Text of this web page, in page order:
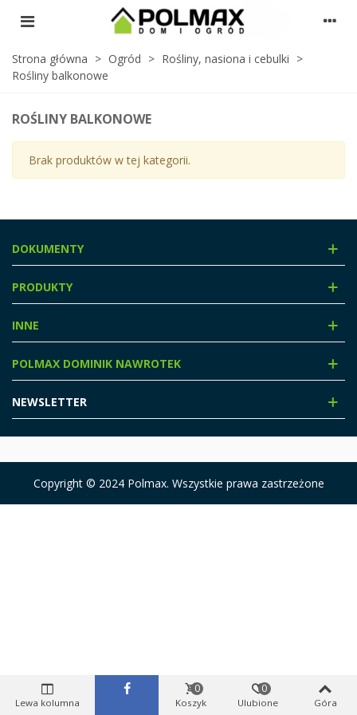
Strona główna > Ogród > Rośliny, nasiona i cebulki >
Rośliny balkonowe
ROŚLINY BALKONOWE
Brak produktów w tej kategorii.
DOKUMENTY
PRODUKTY
INNE
POLMAX DOMINIK NAWROTEK
NEWSLETTER
Copyright © 2024 Polmax. Wszystkie prawa zastrzeżone
Lewa kolumna Koszyk
0
Ulubione
0
Góra